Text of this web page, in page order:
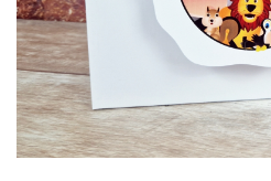
Meniuri & nr de BOTEZ
Plicuri si cartoane pentru INVITATII
TAVA pentru MOT
Cruciulite de BOTEZ
Invitatii BANCHET
Pahare Miri & Nasi
Cocarde nunta
Inmormatare/pomana
Meniuri pentru NUNTA
Decoratiuni NUNTA